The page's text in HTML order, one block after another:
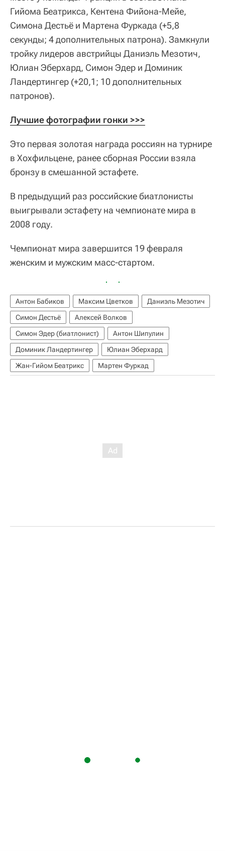
Гийома Беатрикса, Кентена Фийона-Мейе,
Симона Дестьё и Мартена Фуркада (+5,8
секунды; 4 дополнительных патрона). Замкнули
тройку лидеров австрийцы Даниэль Мезотич,
Юлиан Эберхард, Симон Эдер и Доминик
Ландертингер (+20,1; 10 дополнительных
патронов).
Лучшие фотографии гонки >>>
Это первая золотая награда россиян на турнире
в Хохфильцене, ранее сборная России взяла
бронзу в смешанной эстафете.
В предыдущий раз российские биатлонисты
выигрывали эстафету на чемпионате мира в
2008 году.
Чемпионат мира завершится 19 февраля
женским и мужским масс-стартом.
Антон Бабиков Максим Цветков
Даниэль Мезотич
Симон Дестьё
Алексей Волков
Симон Эдер (биатлонист)
Антон Шипулин
Доминик Ландертингер
Юлиан Эберхард
Жан-Гийом Беатрикс
Мартен Фуркад